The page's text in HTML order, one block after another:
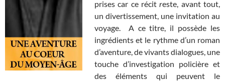
prises car ce récit reste, avant tout,
un divertissement, une invitation au
voyage. A ce titre, il possède les
ingrédients et le rythme d’un roman
d’aventure, de vivants dialogues, une
touche d’investigation policière et
des éléments qui peuvent le